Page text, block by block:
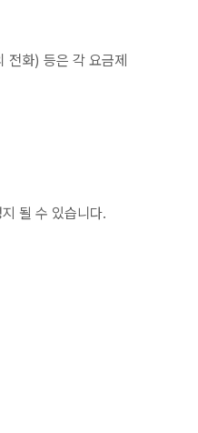
화) 등은 각 요금제
될 수 있습니다.